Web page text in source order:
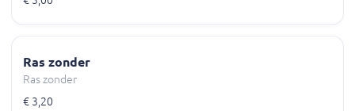
Ras zonder
Ras zonder
€ 3,20